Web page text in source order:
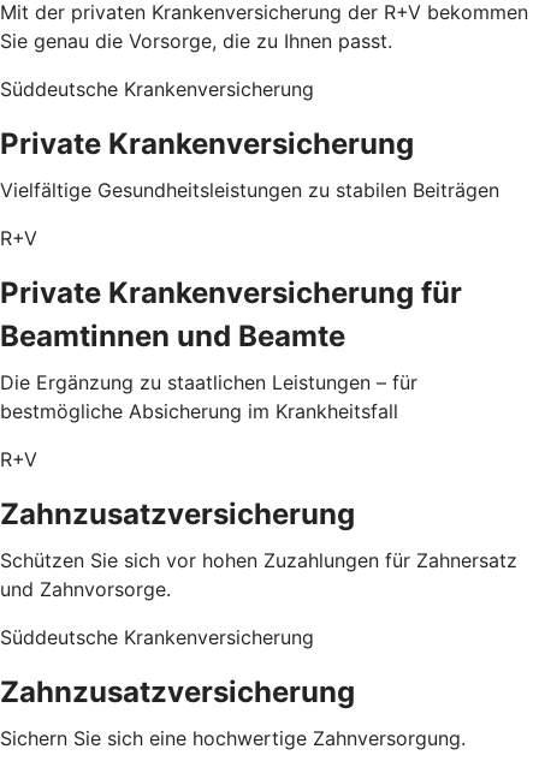
Mit der privaten Krankenversicherung der R+V bekommen
Sie genau die Vorsorge, die zu Ihnen passt.
Süddeutsche Krankenversicherung
Private Krankenversicherung
Vielfältige Gesundheitsleistungen zu stabilen Beiträgen
R+V
Private Krankenversicherung für
Beamtinnen und Beamte
Die Ergänzung zu staatlichen Leistungen – für
bestmögliche Absicherung im Krankheitsfall
R+V
Zahnzusatzversicherung
Schützen Sie sich vor hohen Zuzahlungen für Zahnersatz
und Zahnvorsorge.
Süddeutsche Krankenversicherung
Zahnzusatzversicherung
Sichern Sie sich eine hochwertige Zahnversorgung.